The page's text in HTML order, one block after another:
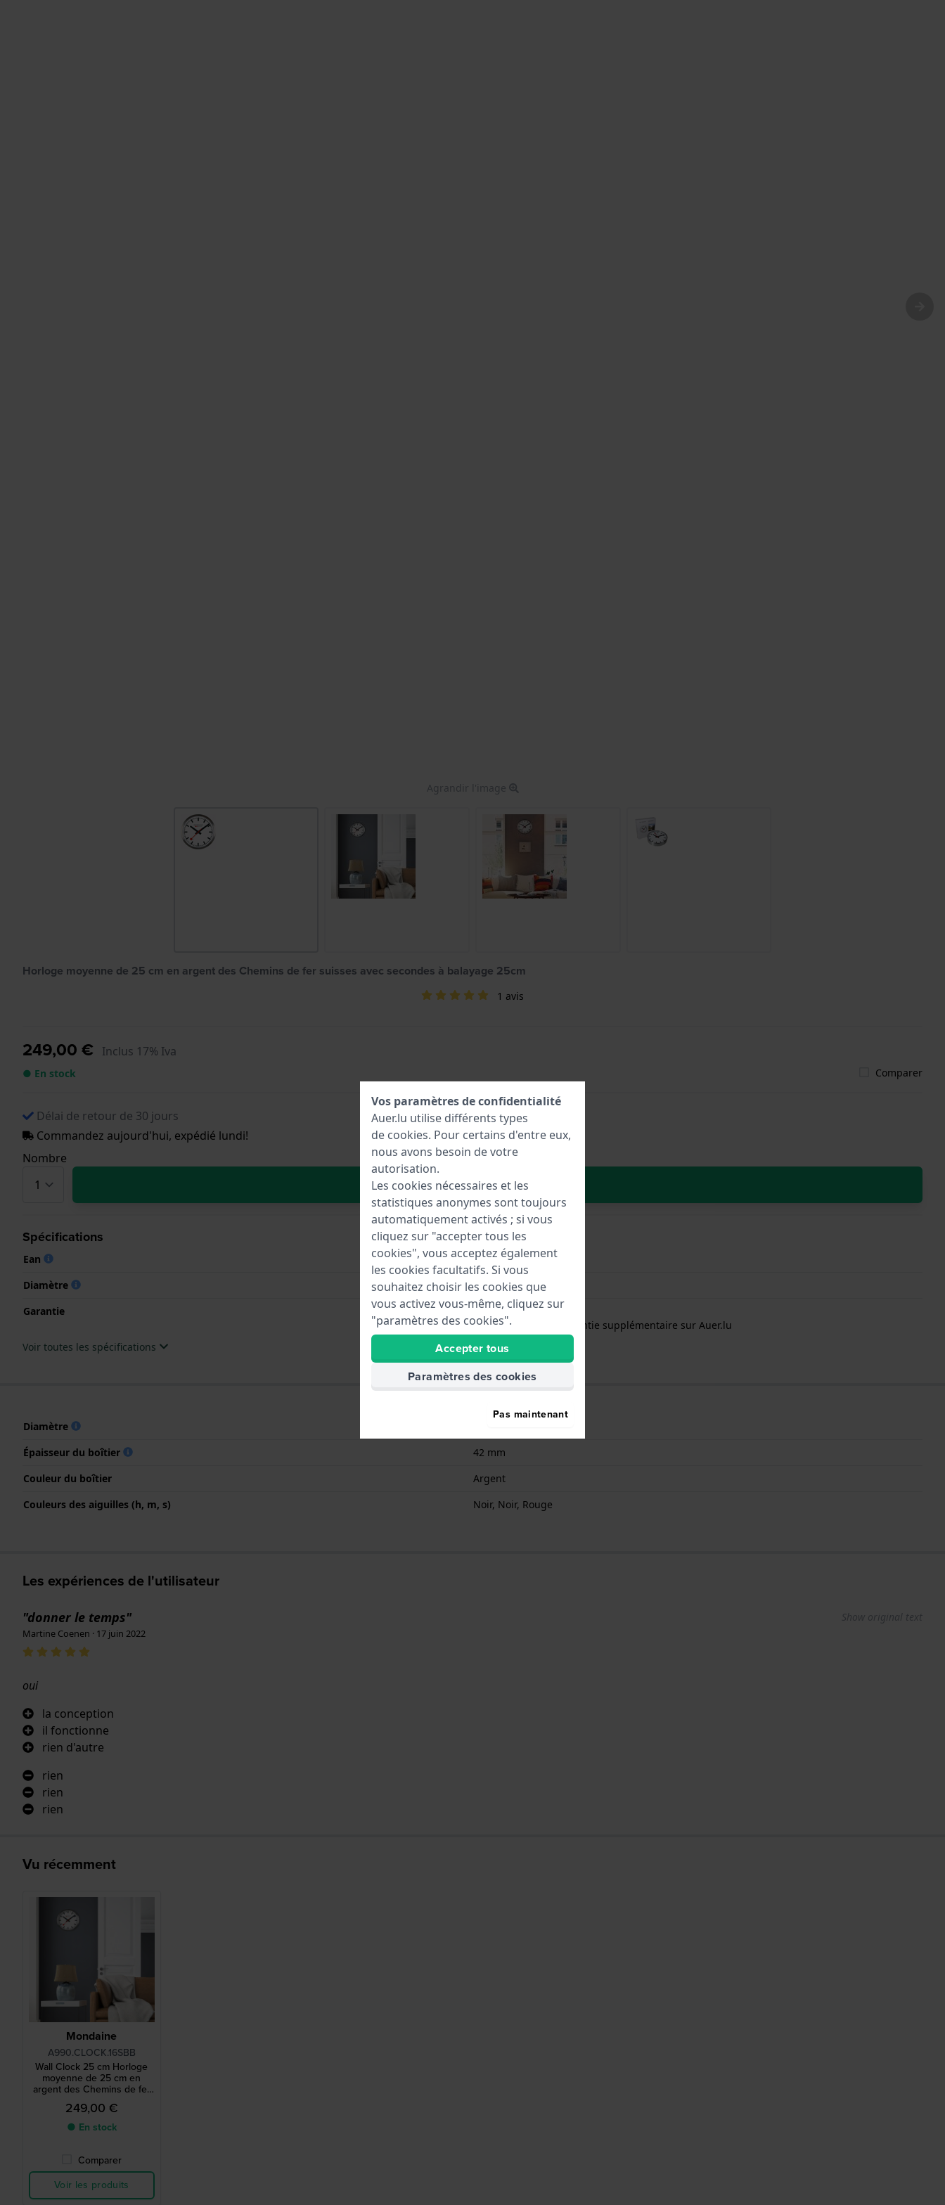
Agrandir l'image
Horloge moyenne de 25 cm en argent des Chemins de fer suisses avec secondes à balayage 25cm
1 avis
249,00 € Inclus 17% Iva
● En stock Comparer
Délai de retour de 30 jours
Commandez aujourd'hui, expédié lundi!
Nombre
Dans le Panier
Spécifications
Ean
7611382001221
Diamètre
250 mm
Garantie
Garantie de 2 ans
Gratuit
1 an de garantie supplémentaire sur Auer.lu
Voir toutes les spécifications
Diamètre
Épaisseur du boîtier
42 mm
Couleur du boîtier
Argent
Couleurs des aiguilles (h, m, s)
Noir, Noir, Rouge
Les expériences de l'utilisateur
"donner le temps" Show original text
Martine Coenen · 17 juin 2022
oui
la conception
il fonctionne
rien d'autre
rien
rien
rien
Vu récemment
Mondaine
A990.CLOCK.16SBB
Wall Clock 25 cm Horloge
moyenne de 25 cm en
argent des Chemins de fer
suisses avec secondes à
balayage 25cm
249,00 €
● En stock
Comparer
Voir les produits
Vos paramètres de confidentialité
Auer.lu utilise différents types
de cookies. Pour certains d'entre eux,
nous avons besoin de votre
autorisation.
Les cookies nécessaires et les
statistiques anonymes sont toujours
automatiquement activés ; si vous
cliquez sur "accepter tous les
cookies", vous acceptez également
les cookies facultatifs. Si vous
souhaitez choisir les cookies que
vous activez vous-même, cliquez sur
"paramètres des cookies".
Accepter tous
Paramètres des cookies
Pas maintenant